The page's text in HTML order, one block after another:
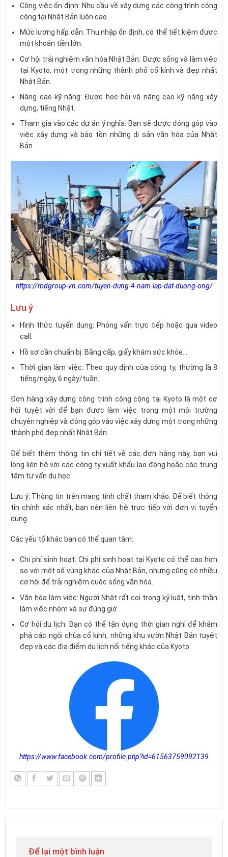
Công việc ổn định: Nhu cầu về xây dựng các công trình công
cộng tại Nhật Bản luôn cao.
Mức lương hấp dẫn: Thu nhập ổn định, có thể tiết kiệm được
một khoản tiền lớn.
Cơ hội trải nghiệm văn hóa Nhật Bản: Được sống và làm việc
tại Kyoto, một trong những thành phố cổ kính và đẹp nhất
Nhật Bản.
Nâng cao kỹ năng: Được học hỏi và nâng cao kỹ năng xây
dựng, tiếng Nhật.
Tham gia vào các dự án ý nghĩa: Bạn sẽ được đóng góp vào
việc xây dựng và bảo tồn những di sản văn hóa của Nhật
Bản.
https://mdgroup-vn.com/tuyen-dung-4-nam-lap-dat-duong-ong/
Lưu ý
Hình thức tuyển dụng: Phỏng vấn trực tiếp hoặc qua video
call.
Hồ sơ cần chuẩn bị: Bằng cấp, giấy khám sức khỏe…
Thời gian làm việc: Theo quy định của công ty, thường là 8
tiếng/ngày, 6 ngày/tuần.
Đơn hàng xây dựng công trình công cộng tại Kyoto là một cơ
hội tuyệt vời để bạn được làm việc trong một môi trường
chuyên nghiệp và đóng góp vào việc xây dựng một trong những
thành phố đẹp nhất Nhật Bản.
Để biết thêm thông tin chi tiết về các đơn hàng này, bạn vui
lòng liên hệ với các công ty xuất khẩu lao động hoặc các trung
tâm tư vấn du học.
Lưu ý: Thông tin trên mang tính chất tham khảo. Để biết thông
tin chính xác nhất, bạn nên liên hệ trực tiếp với đơn vị tuyển
dụng.
Các yếu tố khác bạn có thể quan tâm:
Chi phí sinh hoạt: Chi phí sinh hoạt tại Kyoto có thể cao hơn
so với một số vùng khác của Nhật Bản, nhưng cũng có nhiều
cơ hội để trải nghiệm cuộc sống văn hóa.
Văn hóa làm việc: Người Nhật rất coi trọng kỷ luật, tinh thần
làm việc nhóm và sự đúng giờ.
Cơ hội du lịch: Bạn có thể tận dụng thời gian nghỉ để khám
phá các ngôi chùa cổ kính, những khu vườn Nhật Bản tuyệt
đẹp và các địa điểm du lịch nổi tiếng khác của Kyoto.
https://www.facebook.com/profile.php?id=61563759092139
Để lại một bình luận